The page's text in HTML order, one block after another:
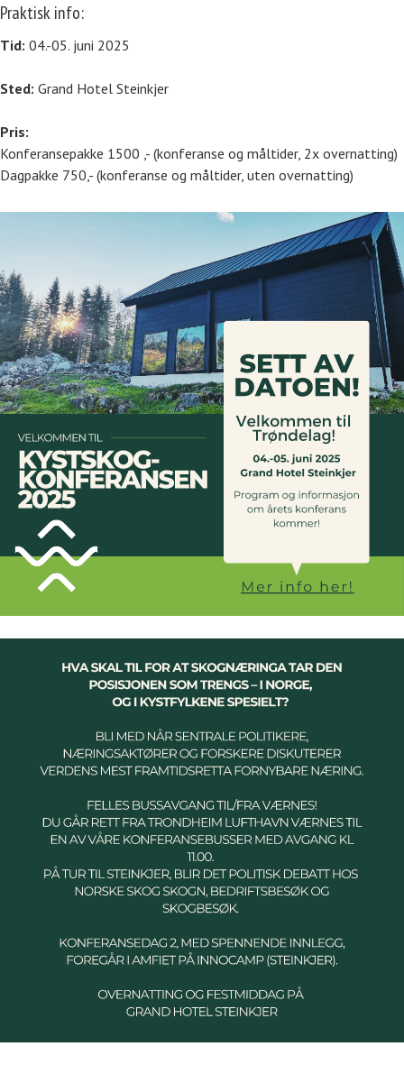
Praktisk info:
Tid: 04.-05. juni 2025
Sted: Grand Hotel Steinkjer
Pris:
Konferansepakke 1500 ,- (konferanse og måltider, 2x overnatting)
Dagpakke 750,- (konferanse og måltider, uten overnatting)